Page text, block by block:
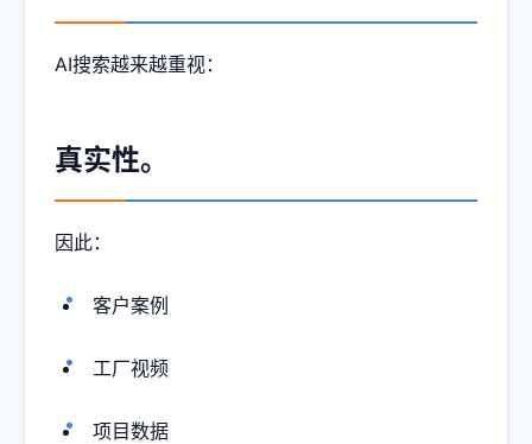
AI搜索越来越重视：
真实性。
因此：
客户案例
工厂视频
项目数据